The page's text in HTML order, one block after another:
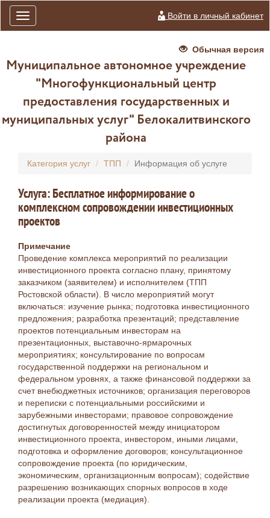
Toggle
navigation
Войти в личный кабинет
Обычная версия
Муниципальное автономное учреждение
"Многофункциональный центр
предоставления государственных и
муниципальных услуг" Белокалитвинского
района
Категория услуг ТПП Информация об услуге
Услуга: Бесплатное информирование о
комплексном сопровождении инвестиционных
проектов
Примечание
Проведение комплекса мероприятий по реализации
инвестиционного проекта согласно плану, принятому
заказчиком (заявителем) и исполнителем (ТПП
Ростовской области). В число мероприятий могут
включаться: изучение рынка; подготовка инвестиционного
предложения; разработка презентаций; представление
проектов потенциальным инвесторам на
презентационных, выставочно-ярмарочных
мероприятиях; консультирование по вопросам
государственной поддержки на региональном и
федеральном уровнях, а также финансовой поддержки за
счет внебюджетных источников; организация переговоров
и переписки с потенциальными российскими и
зарубежными инвесторами; правовое сопровождение
достигнутых договоренностей между инициатором
инвестиционного проекта, инвестором, иными лицами,
подготовка и оформление договоров; консультационное
сопровождение проекта (по юридическим,
экономическим, организационным вопросам); содействие
разрешению возникающих спорных вопросов в ходе
реализации проекта (медиация).